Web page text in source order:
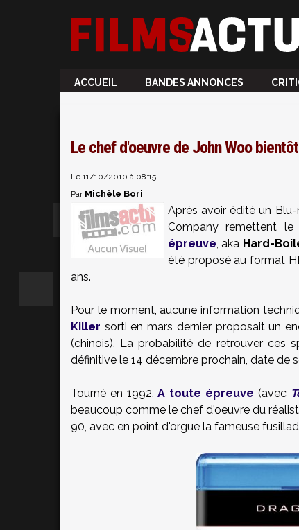
ACCUEIL BANDES ANNONCES
Le chef d'oeuvre de John Woo
Le 11/10/2010 à 08:15
Par Michèle Bori
Après avoir édité un
Company remettent
épreuve, aka Hard-
été proposé au format
ans.
Pour le moment, aucune information
Killer sorti en mars dernier proposait un
(chinois). La probabilité de retrouver ces
définitive le 14 décembre prochain, date de
Tourné en 1992,A toute épreuve (avec
beaucoup comme le chef d'oeuvre du
90, avec en point d'orgue la fameuse